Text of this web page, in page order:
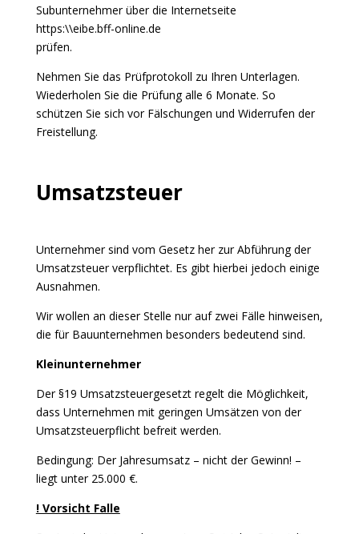
Subunternehmer über die Internetseite
https:\\eibe.bff-online.de
prüfen.
Nehmen Sie das Prüfprotokoll zu Ihren Unterlagen.
Wiederholen Sie die Prüfung alle 6 Monate. So
schützen Sie sich vor Fälschungen und Widerrufen der
Freistellung.
Umsatzsteuer
Unternehmer sind vom Gesetz her zur Abführung der
Umsatzsteuer verpflichtet. Es gibt hierbei jedoch einige
Ausnahmen.
Wir wollen an dieser Stelle nur auf zwei Fälle hinweisen,
die für Bauunternehmen besonders bedeutend sind.
Kleinunternehmer
Der §19 Umsatzsteuergesetzt regelt die Möglichkeit,
dass Unternehmen mit geringen Umsätzen von der
Umsatzsteuerpflicht befreit werden.
Bedingung: Der Jahresumsatz – nicht der Gewinn! –
liegt unter 25.000 €.
! Vorsicht Falle